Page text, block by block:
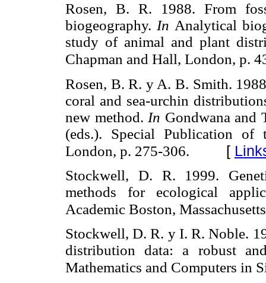
Rosen, B. R. 1988. From
biogeography. In Analytical
study of animal and plant
Chapman and Hall, London, p.
Rosen, B. R. y A. B. Smith.
coral and sea-urchin
new method. In Gondwana and
(eds.). Special Publication
London, p. 275-306.
[
Stockwell, D. R. 1999.
methods for ecological
Academic Boston,
Stockwell, D. R. y I. R. Noble.
distribution data: a robust
Mathematics and Computers in